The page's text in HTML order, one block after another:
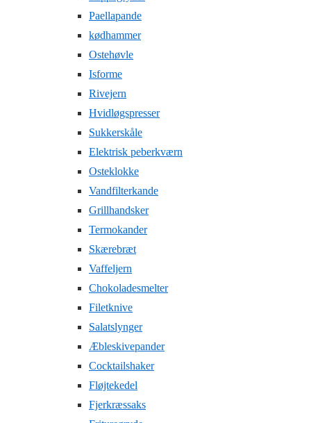
Paellapande
kødhammer
Ostehøvle
Isforme
Rivejern
Hvidløgspresser
Sukkerskåle
Elektrisk peberkværn
Osteklokke
Vandfilterkande
Grillhandsker
Termokander
Skærebræt
Vaffeljern
Chokoladesmelter
Filetknive
Salatslynger
Æbleskivepander
Cocktailshaker
Fløjtekedel
Fjerkræssaks